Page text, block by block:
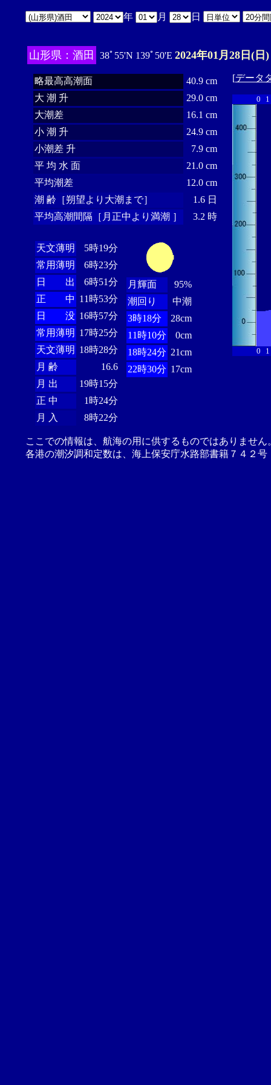
年 月 日
山形県：酒田 38ﾟ55'N 139ﾟ50'E 2024年01月28日(日)
略最高高潮面
40.9 cm
大 潮 升
29.0 cm
大潮差
16.1 cm
小 潮 升
24.9 cm
小潮差 升
7.9 cm
平 均 水 面
21.0 cm
平均潮差
12.0 cm
潮 齢［朔望より大潮まで］
1.6 日
平均高潮間隔［月正中より満潮 ］
3.2 時
天文薄明
5時19分
常用薄明
6時23分
日 出
6時51分
正 中 11時53分
日 没 16時57分
常用薄明 17時25分
天文薄明 18時28分
月 齢
16.6
月 出
19時15分
正 中
1時24分
月 入
8時22分
月輝面
95%
潮回り
中潮
3時18分
28cm
11時10分
0cm
18時24分 21cm
22時30分 17cm
[データ
0 1
0 1
ここでの情報は、航海の用に供するものではありませ
各港の潮汐調和定数は、海上保安庁水路部書籍７４２